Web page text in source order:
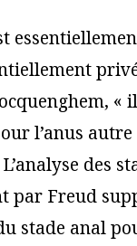
«
l’anus
des
par Freud
stade anal